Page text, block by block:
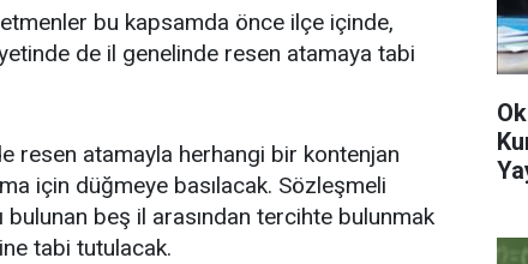
bu kapsamda önce ilçe içinde,
de il genelinde resen atamaya tabi
resen atamayla herhangi bir kontenjan
için düğmeye basılacak. Sözleşmeli
beş il arasından tercihte bulunmak
tabi tutulacak.